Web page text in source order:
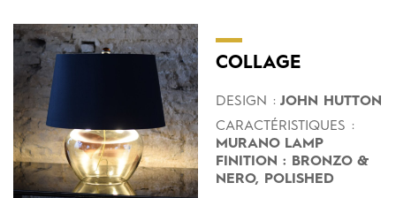
COLLAGE
DESIGN : JOHN HUTTON
CARACTÉRISTIQUES :
MURANO LAMP
FINITION : BRONZO &
NERO, POLISHED